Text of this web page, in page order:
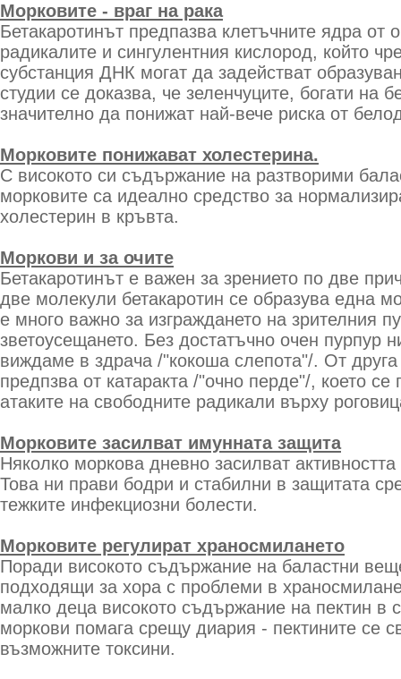
Морковите - враг на рака
Бетакаротинът предпазва клетъчните ядра от
радикалите и сингулентния кислород, който
субстанция ДНК могат да задействат
студии се доказва, че зеленчуците, богати на
значително да понижат най-вече риска от
Морковите понижават холестерина.
С високото си съдържание на разтворими
морковите са идеално средство за
холестерин в кръвта.
Моркови и за очите
Бетакаротинът е важен за зрението по две
две молекули бетакаротин се образува една
е много важно за изграждането на зрителния
зветоусещането. Без достатъчно очен пурпур
виждаме в здрача /"кокоша слепота"/. От друга
предпзва от катаракта /"очно перде"/, което се
атаките на свободните радикали върху
Морковите засилват имунната защита
Няколко моркова дневно засилват
Това ни прави бодри и стабилни в защитата
тежките инфекциозни болести.
Морковите регулират храносмилането
Поради високото съдържание на баластни
подходящи за хора с проблеми в
малко деца високото съдържание на пектин в
моркови помага срещу диария - пектините се
възможните токсини.